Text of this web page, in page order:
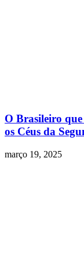
O Brasileiro
os Céus da
março 19, 2025